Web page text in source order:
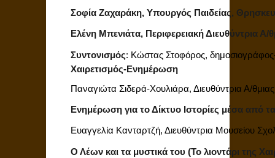
Σοφία Ζαχαράκη, Υπουργός Παιδείας,
Ελένη Μπενιάτα, Περιφερειακή Διευθύντρια
Συντονισμός: Κώστας Στοφόρος,
Χαιρετισμός-Ενημέρωση
Παναγιώτα Σιδερά-Χουλιάρα, Διευθύντρια Α/
Ενημέρωση για το Δίκτυο Ιστορίες μέσα από
Ευαγγελία Κανταρτζή, Διευθύντρια Μουσείου
Ο Λέων και τα μυστικά του (Το λιοντάρι της